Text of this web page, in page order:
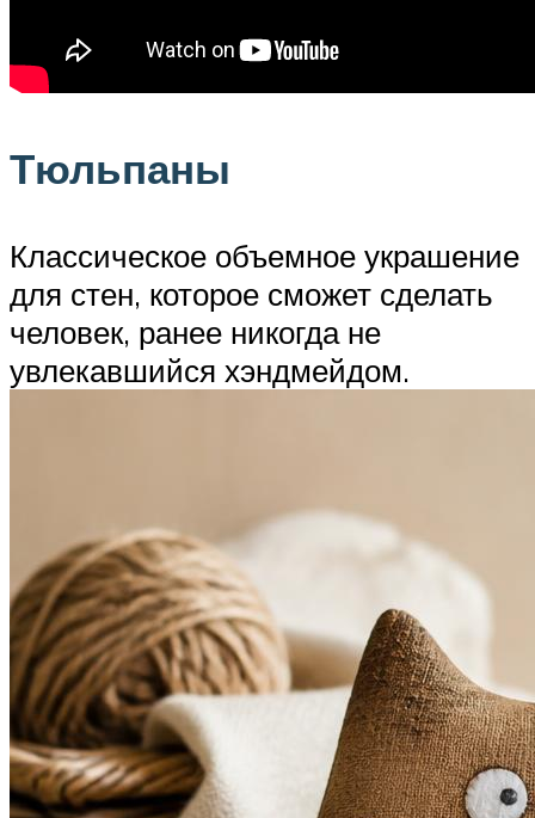
Тюльпаны
Классическое объемное украшение
для стен, которое сможет сделать
человек, ранее никогда не
увлекавшийся хэндмейдом.